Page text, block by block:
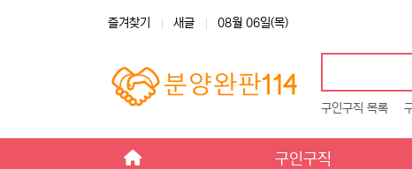
즐겨찾기 새글 08월 06일(목)
구인구직 목록
구인구직